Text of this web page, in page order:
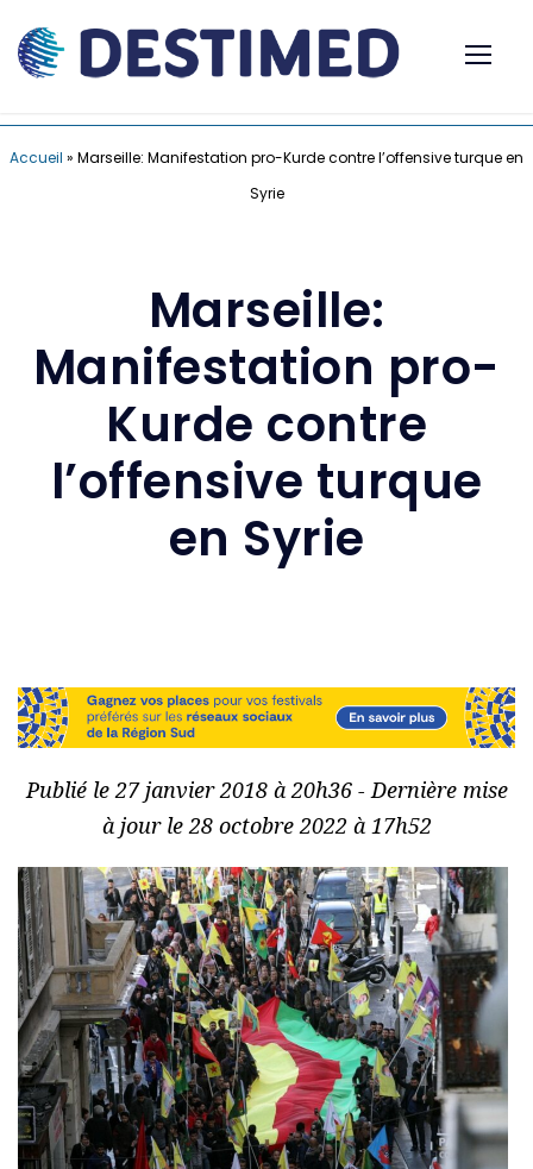
Accueil » Marseille: Manifestation pro-Kurde contre l’offensive turque en
Syrie
Marseille:
Manifestation pro-
Kurde contre
l’offensive turque
en Syrie
Publié le 27 janvier 2018 à 20h36 - Dernière mise
à jour le 28 octobre 2022 à 17h52